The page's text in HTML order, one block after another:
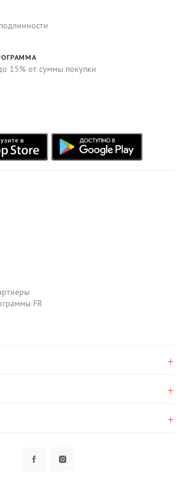
15% от суммы покупки
FR